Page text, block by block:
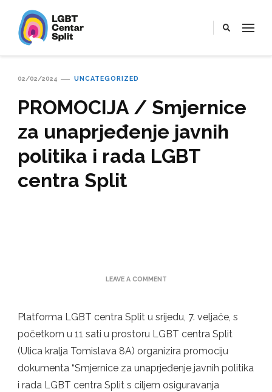
LGBT Centar Split
Službena web stranica LGBT centra Split, Croatia
02/02/2024 UNCATEGORIZED
PROMOCIJA / Smjernice
za unaprjeđenje javnih
politika i rada LGBT
centra Split
LEAVE A COMMENTON
ZA
UNAPRJEĐENJE
POLITIKA
I
LGBT
Platforma LGBT centra Split u srijedu, 7. veljače, s
početkom u 11 sati u prostoru LGBT centra Split
(Ulica kralja Tomislava 8A) organizira promociju
dokumenta “Smjernice za unaprjeđenje javnih politika
i rada LGBT centra Split s ciljem osiguravanja